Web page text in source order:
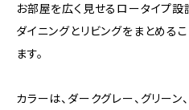
お部屋を広く見せるロータイプ設
ダイニングとリビングをまとめる
ます。
カラーは、ダークグレー、グリーン